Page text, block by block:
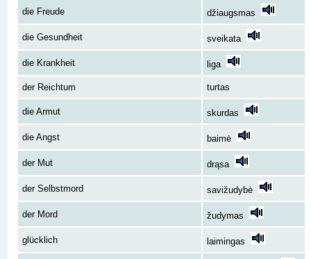
die Freude džiaugsmas
die Gesundheit sveikata
die Krankheit liga
der Reichtum turtas
die Armut skurdas
die Angst baimė
der Mut drąsa
der Selbstmord savižudybė
der Mord žudymas
glücklich laimingas